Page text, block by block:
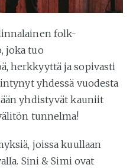
folk-
joka tuo
herkkyyttä ja sopivasti
yhdessä vuodesta
yhdistyvät kauniit
tunnelma!
joissa kuullaan
Sini & Simi ovat